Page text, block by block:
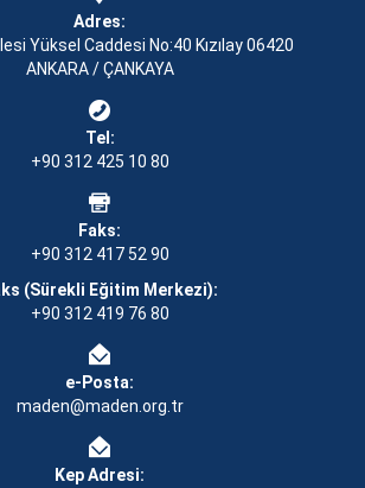
Adres:
Yüksel Caddesi No:40 Kızılay 06420
ANKARA / ÇANKAYA
Tel:
+90 312 425 10 80
Faks:
+90 312 417 52 90
(Sürekli Eğitim Merkezi):
+90 312 419 76 80
e-Posta:
maden@maden.org.tr
Kep Adresi: